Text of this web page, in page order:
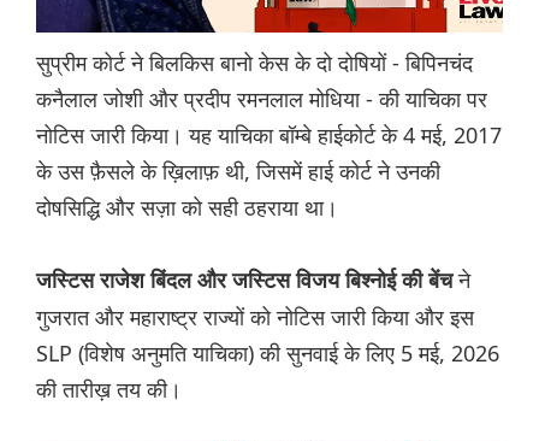
सुप्रीम कोर्ट ने बिलकिस बानो केस के दो दोषियों - बिपिनचंद
कनैलाल जोशी और प्रदीप रमनलाल मोधिया - की याचिका पर
नोटिस जारी किया। यह याचिका बॉम्बे हाईकोर्ट के 4 मई, 2017
के उस फ़ैसले के ख़िलाफ़ थी, जिसमें हाई कोर्ट ने उनकी
दोषसिद्धि और सज़ा को सही ठहराया था।
जस्टिस राजेश बिंदल और जस्टिस विजय बिश्नोई की बेंचने
गुजरात और महाराष्ट्र राज्यों को नोटिस जारी किया और इस
SLP (विशेष अनुमति याचिका) की सुनवाई के लिए 5 मई, 2026
की तारीख़ तय की।